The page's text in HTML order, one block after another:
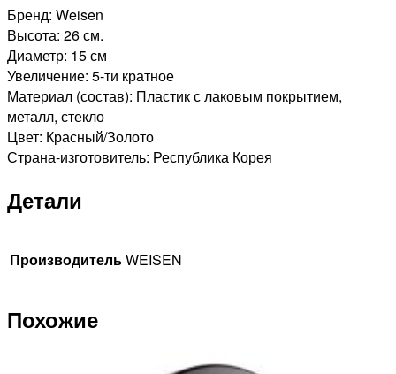
Бренд: Weisen
Высота: 26 см.
Диаметр: 15 см
Увеличение: 5-ти кратное
Материал (состав): Пластик с лаковым покрытием,
металл, стекло
Цвет: Красный/Золото
Страна-изготовитель: Республика Корея
Детали
ПроизводительWEISEN
Похожие